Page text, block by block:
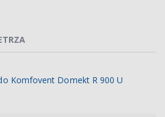
Komfovent Domekt R 900 U